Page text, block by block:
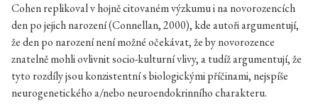
Cohen replikoval v hojně citovaném výzkumu i na novorozencích
den po jejich narození (Connellan, 2000), kde autoři argumentují,
že den po narození není možné očekávat, že by novorozence
znatelně mohli ovlivnit socio-kulturní vlivy, a tudíž argumentují, že
tyto rozdíly jsou konzistentní s biologickými příčinami, nejspíše
neurogenetického a/nebo neuroendokrinního charakteru.